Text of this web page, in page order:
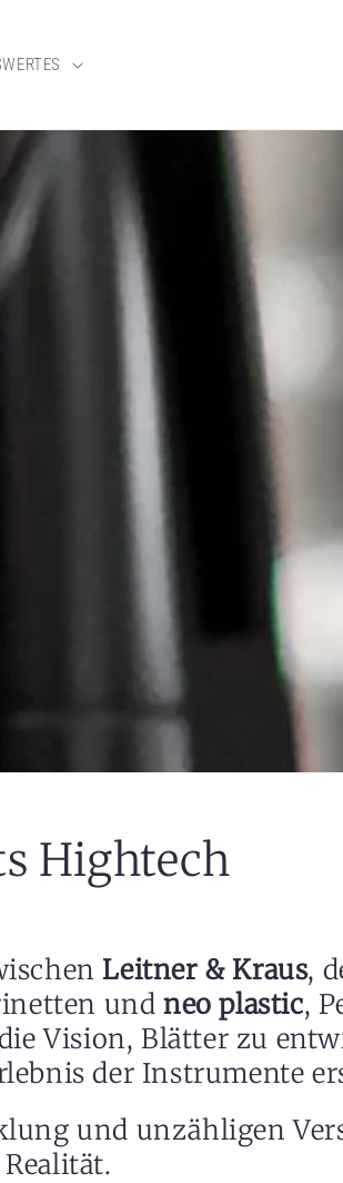
Hightech
Leitner & Kraus,
undneo plastic,
Vision, Blätter zu
der Instrumente
und unzähligen